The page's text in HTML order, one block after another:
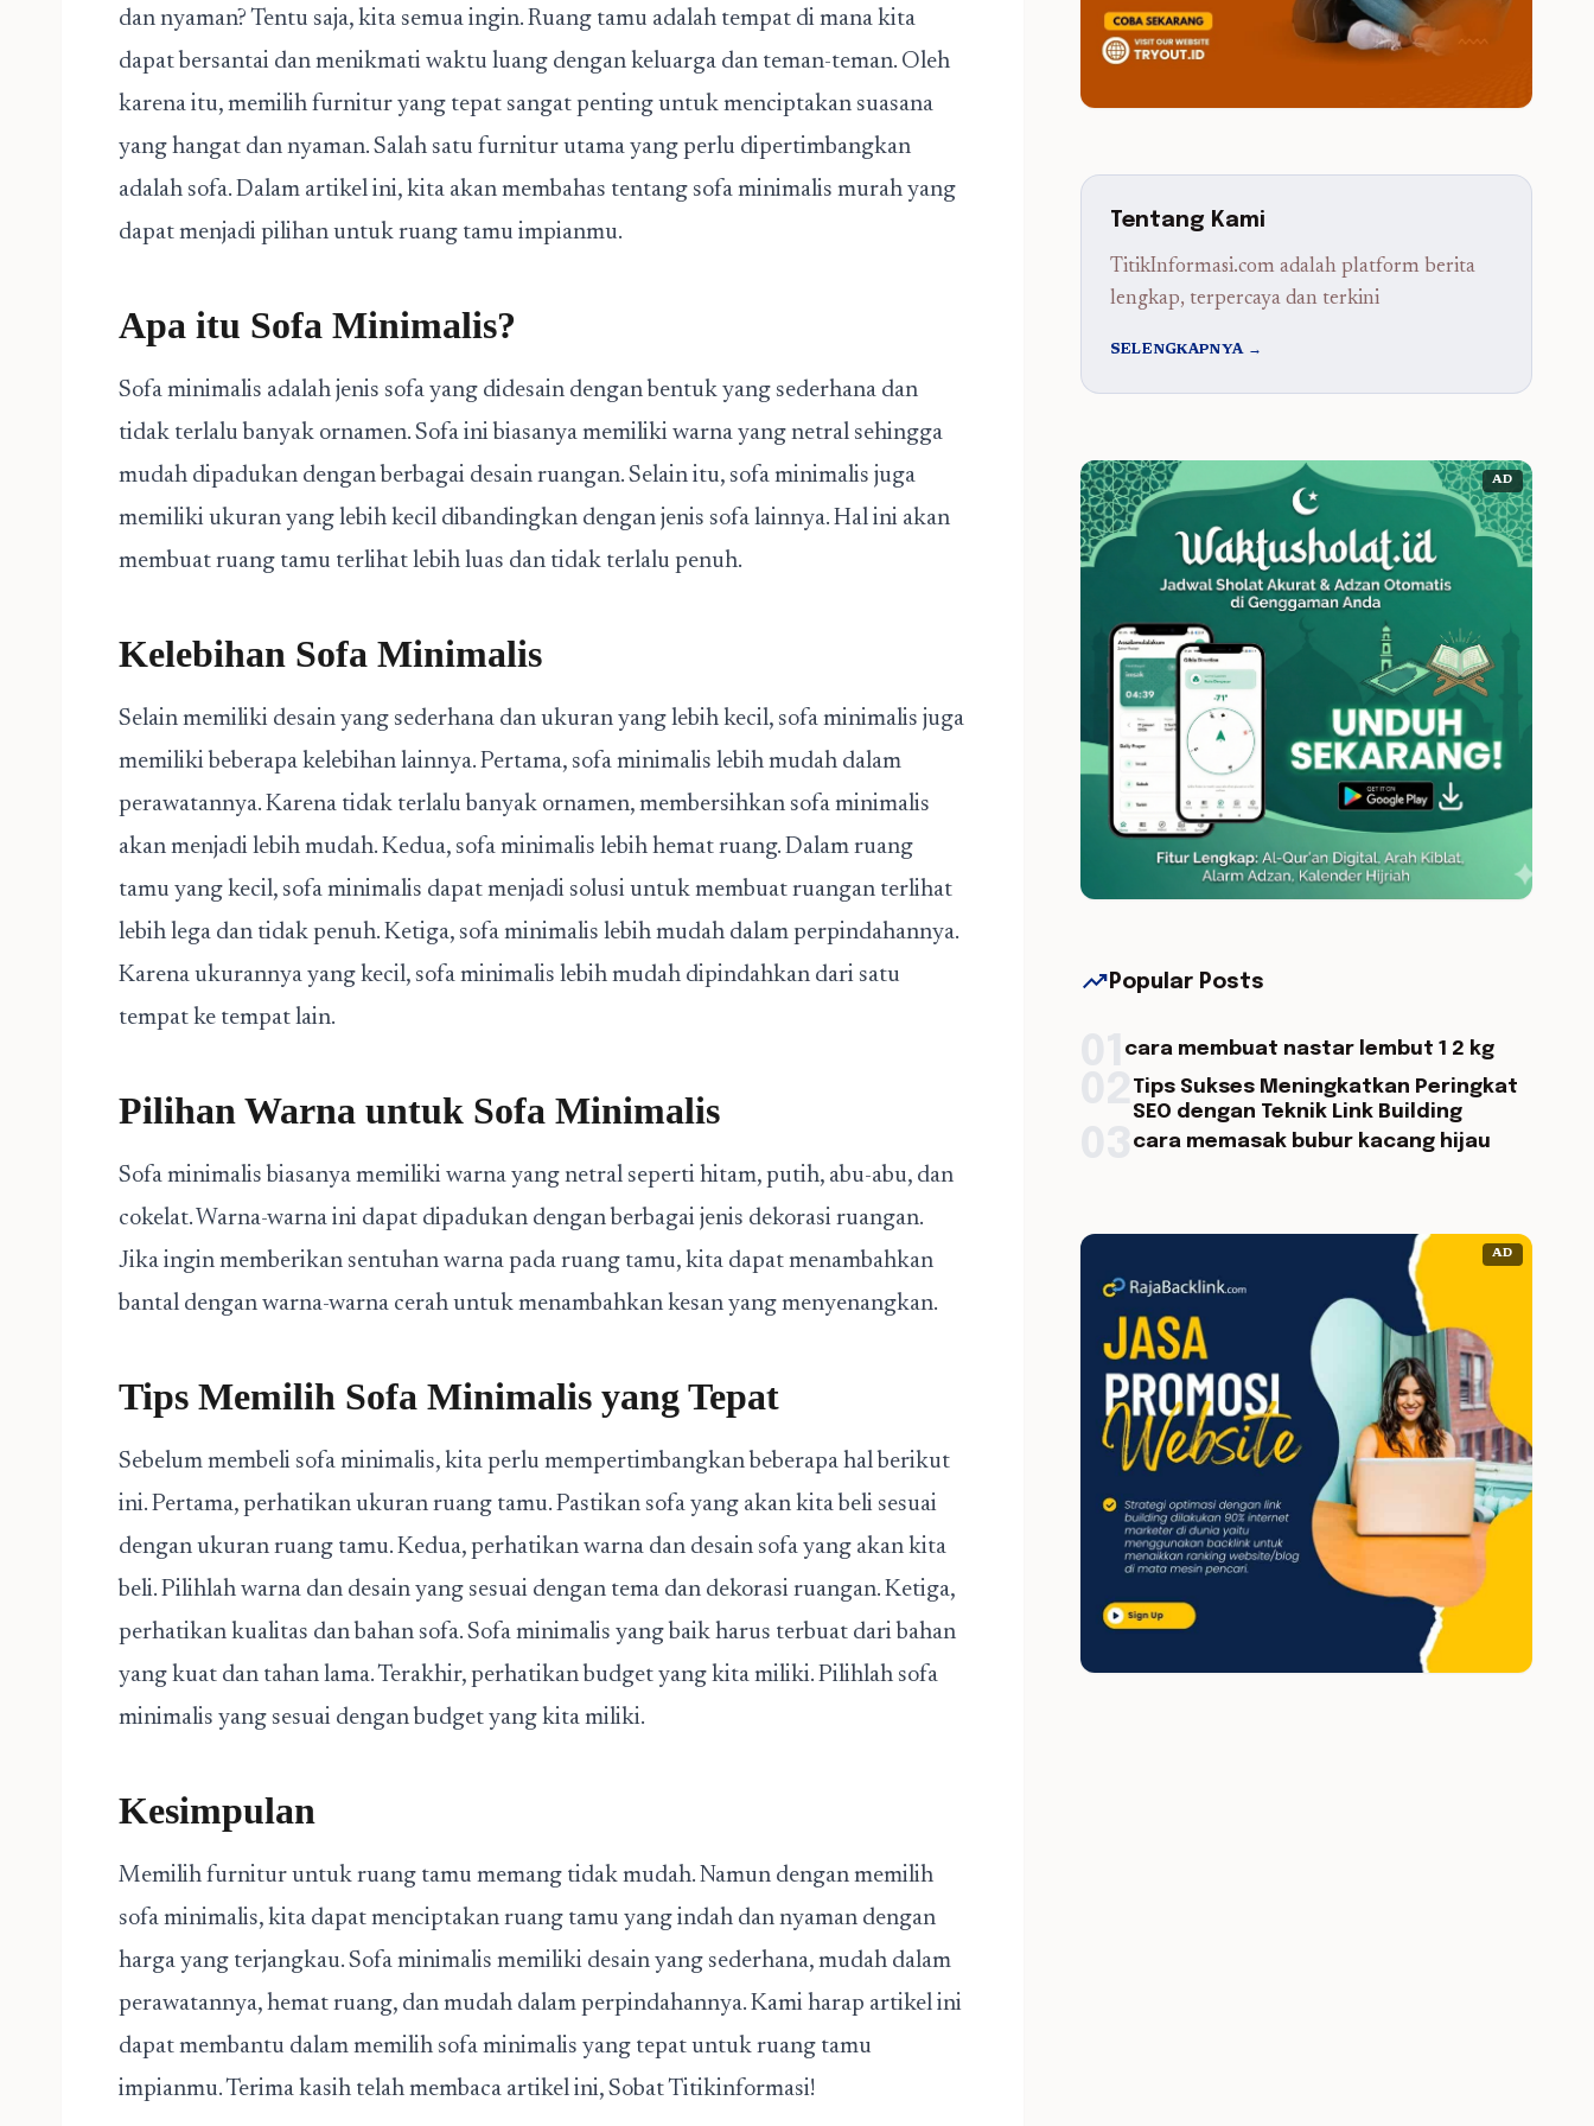
dan nyaman? Tentu saja, kita semua ingin. Ruang tamu adalah tempat di mana kita
dapat bersantai dan menikmati waktu luang dengan keluarga dan teman-teman. Oleh
karena itu, memilih furnitur yang tepat sangat penting untuk menciptakan suasana
yang hangat dan nyaman. Salah satu furnitur utama yang perlu dipertimbangkan
adalah sofa. Dalam artikel ini, kita akan membahas tentang sofa minimalis murah yang
dapat menjadi pilihan untuk ruang tamu impianmu.
Apa itu Sofa Minimalis?
Sofa minimalis adalah jenis sofa yang didesain dengan bentuk yang sederhana dan
tidak terlalu banyak ornamen. Sofa ini biasanya memiliki warna yang netral sehingga
mudah dipadukan dengan berbagai desain ruangan. Selain itu, sofa minimalis juga
memiliki ukuran yang lebih kecil dibandingkan dengan jenis sofa lainnya. Hal ini akan
membuat ruang tamu terlihat lebih luas dan tidak terlalu penuh.
Kelebihan Sofa Minimalis
Selain memiliki desain yang sederhana dan ukuran yang lebih kecil, sofa minimalis juga
memiliki beberapa kelebihan lainnya. Pertama, sofa minimalis lebih mudah dalam
perawatannya. Karena tidak terlalu banyak ornamen, membersihkan sofa minimalis
akan menjadi lebih mudah. Kedua, sofa minimalis lebih hemat ruang. Dalam ruang
tamu yang kecil, sofa minimalis dapat menjadi solusi untuk membuat ruangan terlihat
lebih lega dan tidak penuh. Ketiga, sofa minimalis lebih mudah dalam perpindahannya.
Karena ukurannya yang kecil, sofa minimalis lebih mudah dipindahkan dari satu
tempat ke tempat lain.
Pilihan Warna untuk Sofa Minimalis
Sofa minimalis biasanya memiliki warna yang netral seperti hitam, putih, abu-abu, dan
cokelat. Warna-warna ini dapat dipadukan dengan berbagai jenis dekorasi ruangan.
Jika ingin memberikan sentuhan warna pada ruang tamu, kita dapat menambahkan
bantal dengan warna-warna cerah untuk menambahkan kesan yang menyenangkan.
Tips Memilih Sofa Minimalis yang Tepat
Sebelum membeli sofa minimalis, kita perlu mempertimbangkan beberapa hal berikut
ini. Pertama, perhatikan ukuran ruang tamu. Pastikan sofa yang akan kita beli sesuai
dengan ukuran ruang tamu. Kedua, perhatikan warna dan desain sofa yang akan kita
beli. Pilihlah warna dan desain yang sesuai dengan tema dan dekorasi ruangan. Ketiga,
perhatikan kualitas dan bahan sofa. Sofa minimalis yang baik harus terbuat dari bahan
yang kuat dan tahan lama. Terakhir, perhatikan budget yang kita miliki. Pilihlah sofa
minimalis yang sesuai dengan budget yang kita miliki.
Kesimpulan
Memilih furnitur untuk ruang tamu memang tidak mudah. Namun dengan memilih
sofa minimalis, kita dapat menciptakan ruang tamu yang indah dan nyaman dengan
harga yang terjangkau. Sofa minimalis memiliki desain yang sederhana, mudah dalam
perawatannya, hemat ruang, dan mudah dalam perpindahannya. Kami harap artikel ini
dapat membantu dalam memilih sofa minimalis yang tepat untuk ruang tamu
impianmu. Terima kasih telah membaca artikel ini, Sobat Titikinformasi!
Tentang Kami
TitikInformasi.com adalah platform berita
lengkap, terpercaya dan terkini
SELENGKAPNYA →
AD
trending_up Popular Posts
cara membuat nastar lembut 1 2 kg
Tips Sukses Meningkatkan Peringkat
SEO dengan Teknik Link Building
cara memasak bubur kacang hijau
AD